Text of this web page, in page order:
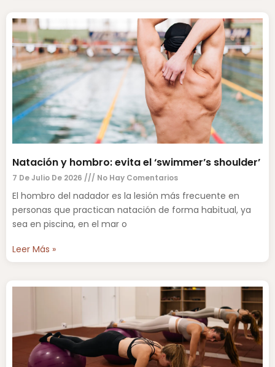
Natación y hombro: evita el ‘swimmer’s shoulder’
7 De Julio De 2026 No Hay Comentarios
El hombro del nadador es la lesión más frecuente en
personas que practican natación de forma habitual, ya
sea en piscina, en el mar o
Leer Más »